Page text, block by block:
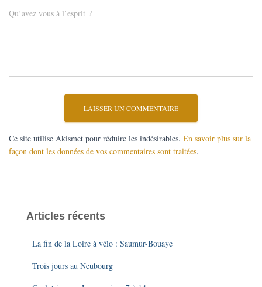
Qu’avez vous à l’esprit ?
Ce site utilise Akismet pour réduire les indésirables. En savoir plus sur la
façon dont les données de vos commentaires sont traitées.
Articles récents
La fin de la Loire à vélo : Saumur-Bouaye
Trois jours au Neubourg